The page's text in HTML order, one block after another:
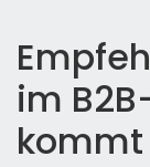
im
kommt